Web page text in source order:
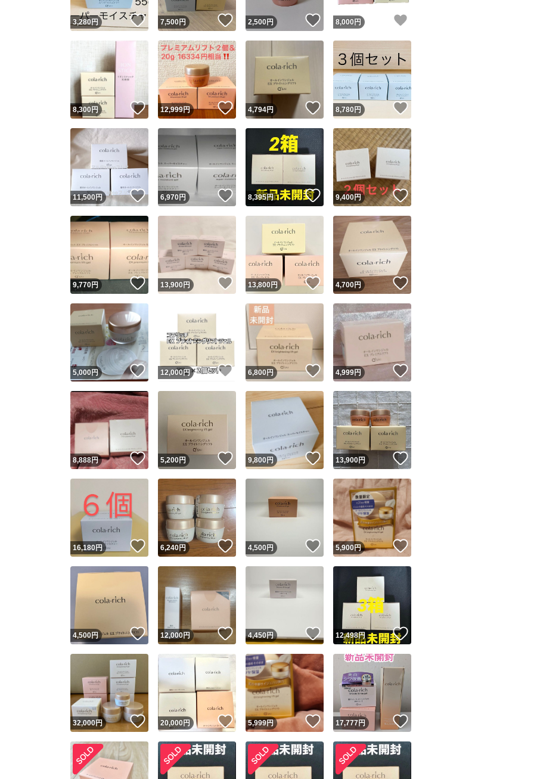
他フリマ実績◯+
スピード&安心発送
※このバッジは実績に基づく表示であり、発送を保証しているものではありません
スピード＆安心発送
このユーザーは高頻度で24時間以内＆設定した発送日数内に発
ます
スピード発送 このユーザーは高頻度で24時間以内に発送しています
安心発送 このユーザーは設定した発送日数内に発送しています
出品ページへ
3,280円 いいね！
7,500円 いいね！
2,500円 いいね！
8,000 円
8,300円 いいね！
12,999円 いいね！
4,794円 いいね！
8,780円
11,500円 いいね！
6,970円 いいね！
8,395円 いいね！
9,400円 いいね！
9,770円 いいね！
13,900 円 いいね！
13,800円 いいね！
4,700円
5,000円 いいね！
12,000円 いいね！
6,800円 いいね！
4,999円
8,888円 いいね！
5,200円 いいね！
9,800円 いいね！
13,900円 いいね！
16,180円 いいね！
6,240円 いいね！
4,500円 いいね！
5,900円 いいね！
4,500円 いいね！
12,000円 いいね！
4,450円 いいね！
12,498円
32,000円 いいね！
20,000円 いいね！
5,999円 いいね！
17,777円